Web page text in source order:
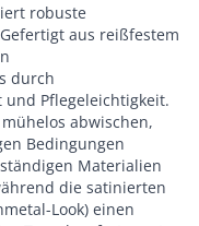
robuste
aus reißfestem
durch
Pflegeleichtigkeit.
abwischen,
Bedingungen
Materialien
die satinierten
Look) einen